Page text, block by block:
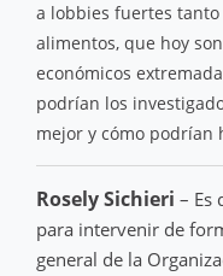
a lobbies fuertes
alimentos, que hoy
económicos
podrían los
mejor y cómo podrían
Rosely Sichieri – Es
para intervenir de
general de la